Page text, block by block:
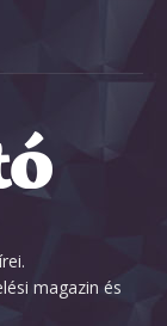
magazin és